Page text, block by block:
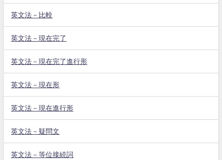
英文法－比較
英文法－現在完了
英文法－現在完了進行形
英文法－現在形
英文法－現在進行形
英文法－疑問文
英文法－等位接続詞